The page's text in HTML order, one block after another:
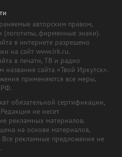
авторским правом,
(логотипы, фирменные знаки).
в интернете разрешено
на сайт www.irk.ru.
в печати, ТВ и радио
названия сайта «Твой Иркутск».
применяются все меры,
РФ.
обязательной сертификации,
не несет
рекламных материалов.
на основе материалов,
Все рекламные предложения не